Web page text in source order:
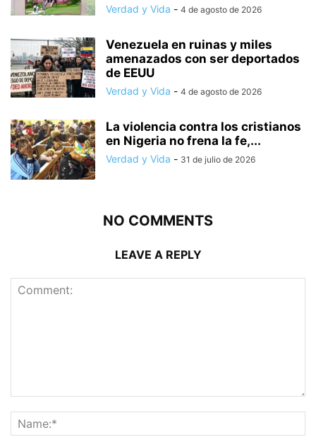
Verdad y Vida - 4 de agosto de 2026
Venezuela en ruinas y miles
amenazados con ser deportados
de EEUU
Verdad y Vida - 4 de agosto de 2026
La violencia contra los cristianos
en Nigeria no frena la fe,...
Verdad y Vida - 31 de julio de 2026
NO COMMENTS
LEAVE A REPLY